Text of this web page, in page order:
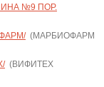
№9 ПОР.
(МАРБИОФАРМ
(ВИФИТЕХ